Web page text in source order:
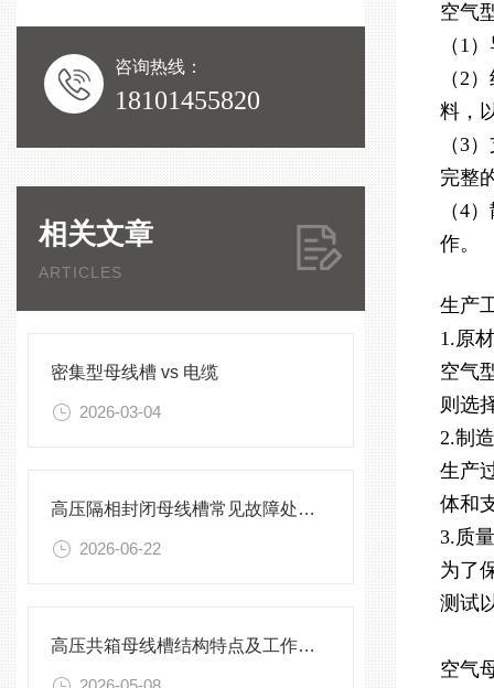
咨询热线：
18101455820
相关文章
ARTICLES
密集型母线槽 vs 电缆
2026-03-04
高压隔相封闭母线槽常见故障处理方案
2026-06-22
高压共箱母线槽结构特点及工作原理
空气
（1
（2
料，
（3
完整
（4
作。
生产
1.原
空气
则选
2.制
生产
体和
3.质
为了
测试
空气